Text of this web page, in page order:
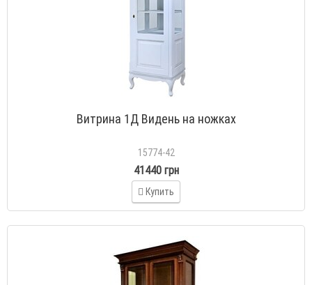
Витрина 1Д Видень на ножках
15774-42
41440 грн
Купить